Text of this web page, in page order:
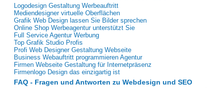
Logodesign Gestaltung Werbeauftritt
Mediendesigner virtuelle Oberflächen
Grafik Web Design lassen Sie Bilder sprechen
Online Shop Werbeagentur unterstützt Sie
Full Service Agentur Werbung
Top Grafik Studio Profis
Profi Web Designer Gestaltung Webseite
Business Webauftritt programmieren Agentur
Firmen Webseite Gestaltung für Internetpräsenz
Firmenlogo Design das einzigartig ist
FAQ - Fragen und Antworten zu Webdesign und SEO